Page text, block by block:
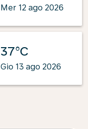
Mer 12 ago 2026
37°C
Gio 13 ago 2026